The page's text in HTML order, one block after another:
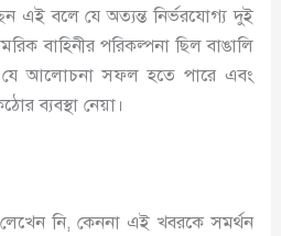
এই বলে যে অত্যন্ত নির্ভরযোগ্য দুই
বাহিনীর পরিকল্পনা ছিল বাঙালি
যে আলোচনা সফল হতে পারে এবং
ব্যবস্থা নেয়া।
নি, কেননা এই খবরকে সমর্থন